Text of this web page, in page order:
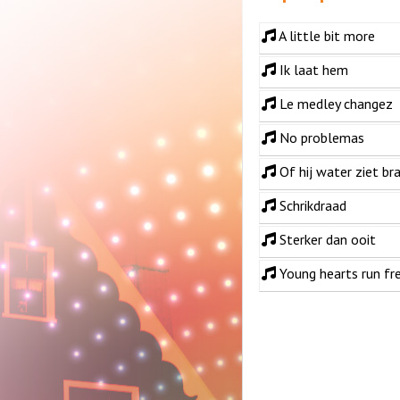
A little bit more
Ik laat hem
Le medley changez
No problemas
Of hij water ziet
Schrikdraad
Sterker dan ooit
Young hearts run